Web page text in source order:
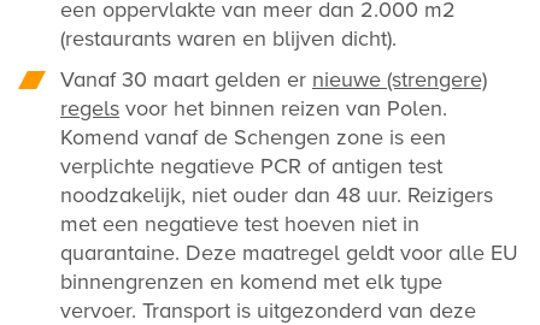
een oppervlakte van meer dan 2.000 m2
(restaurants waren en blijven dicht).
Vanaf 30 maart gelden er nieuwe (strengere)
regels voor het binnen reizen van Polen.
Komend vanaf de Schengen zone is een
verplichte negatieve PCR of antigen test
noodzakelijk, niet ouder dan 48 uur. Reizigers
met een negatieve test hoeven niet in
quarantaine. Deze maatregel geldt voor alle EU
binnengrenzen en komend met elk type
vervoer. Transport is uitgezonderd van deze